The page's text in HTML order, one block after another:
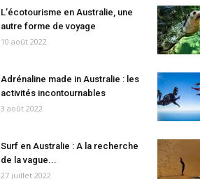
L’écotourisme en Australie, une
autre forme de voyage
10 août 2022
Adrénaline made in Australie : les
activités incontournables
3 août 2022
Surf en Australie : A la recherche
de la vague...
27 juillet 2022